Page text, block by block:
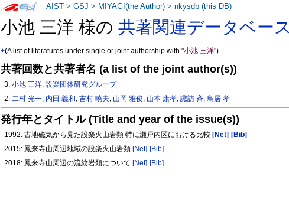
小池 三洋 様の共著関連データベース
+(A list of literatures under single or joint authorship with"小池 三洋")
共著回数と共著者名 (a list of the joint author(s))
3:小池 三洋,設楽団体研究グループ
2:二村 光一, 内田 義和,吉村 暁夫, 山岡 雅俊, 山本 康孝,諏訪 斉,鳥居 孝
発行年とタイトル (Title and year of the issue(s))
1992: 古地磁気から見た設楽火山岩類 特に瀬戸内区における比較 [Net] [Bib]
2015: 鳳来寺山周辺地域の設楽火山岩類 [Net] [Bib]
2018: 鳳来寺山周辺の流紋岩類について [Net] [Bib]
AIST >GSJ > MIYAGI(the Author) >nkysdb (this DB)